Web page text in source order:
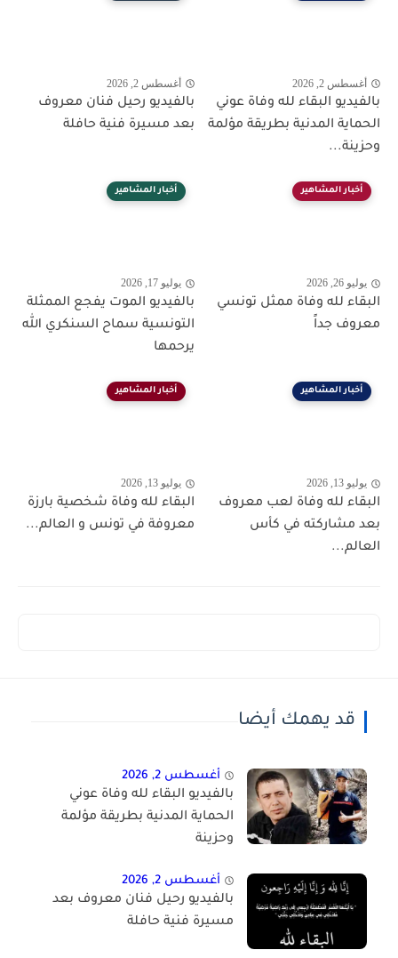
أغسطس 2, 2026
بالفيديو البقاء لله وفاة عوني
الحماية المدنية بطريقة مؤلمة
وحزينة...
أغسطس 2, 2026
بالفيديو رحيل فنان معروف
بعد مسيرة فنية حافلة
أخبار المشاهير
يوليو 26, 2026
البقاء لله وفاة ممثل تونسي
معروف جداً
أخبار المشاهير
يوليو 17, 2026
بالفيديو الموت يفجع الممثلة
التونسية سماح السنكري الله
يرحمها
أخبار المشاهير
يوليو 13, 2026
البقاء لله وفاة لعب معروف
بعد مشاركته في كأس
العالم...
أخبار المشاهير
يوليو 13, 2026
البقاء لله وفاة شخصية بارزة
معروفة في تونس و العالم...
قد يهمك أيضا
أغسطس 2, 2026
بالفيديو البقاء لله وفاة عوني
الحماية المدنية بطريقة مؤلمة
وحزينة
أغسطس 2, 2026
بالفيديو رحيل فنان معروف بعد
مسيرة فنية حافلة